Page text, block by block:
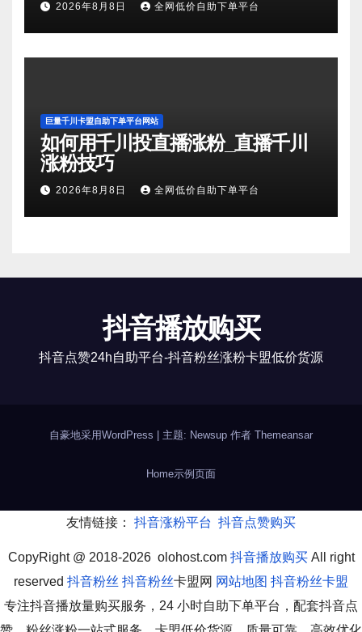
2026年8月8日 全网低价自助下单平台
巨量千川卡盟自助下单平台网站
如何用千川投直播涨粉_直播千川
涨粉技巧
2026年8月8日 全网低价自助下单平台
抖音播放购买
抖音点赞24h自助平台-抖音粉丝涨粉卡盟低价货源
自豪地采用WordPress 主题: Newsup 作者 Themeansar
Home示例页面
友情链接： 抖音涨粉平台 抖音点赞购买
CopyRight @ 2018-2026 olohost.com 抖音播放购买All right
reserved 抖音粉丝 抖音粉丝卡盟网 网站地图 抖音粉丝卡盟
专注抖音播放量购买服务，24 小时自助下单平台，配套抖音点